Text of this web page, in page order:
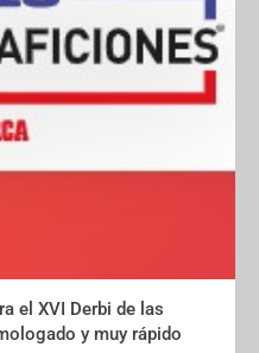
el XVI Derbi de las
y muy rápido